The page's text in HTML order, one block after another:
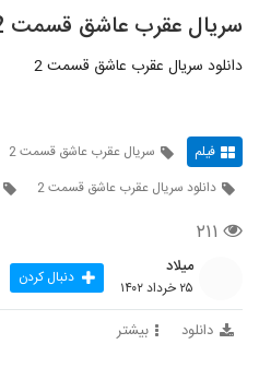
سریال عقرب عاشق قسمت 2
دانلود سریال عقرب عاشق قسمت 2
فیلم
سریال عقرب عاشق قسمت 2
دانلود سریال عقرب عاشق قسمت 2
۲۱۱
میلاد
۲۵ خرداد ۱۴۰۲ دنبال کردن
دانلود بیشتر